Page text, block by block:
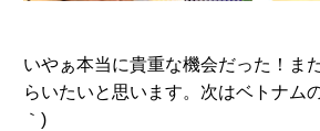
いやぁ本当に貴重な機会だった！ま
らいたいと思います。次はベトナム
｀)